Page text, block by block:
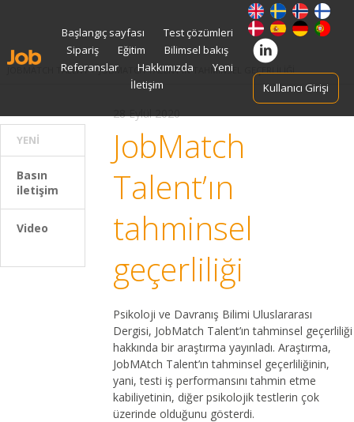
Skip
to
content
Başlangıç sayfası
Test çözümleri
Sipariş
Eğitim
Bilimsel bakış
Referanslar
Hakkımızda
Yeni
İletişim
Kullanıcı Girişi
JOBMATCH TALENT>JOBMATCH TALENT’IN TAHMINSEL GEÇERLILIĞI
28 Eylül 2020
JobMatch
Talent’ın
tahminsel
geçerliliği
Psikoloji ve Davranış Bilimi Uluslararası
Dergisi, JobMatch Talent’ın tahminsel geçerliliği
hakkında bir araştırma yayınladı. Araştırma,
JobMAtch Talent’ın tahminsel geçerliliğinin,
yani, testi iş performansını tahmin etme
kabiliyetinin, diğer psikolojik testlerin çok
üzerinde olduğunu gösterdi.
YENI
Basın
iletişim
Video